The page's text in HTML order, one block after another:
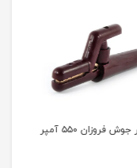
فروزان ۵۵۰ آمپر